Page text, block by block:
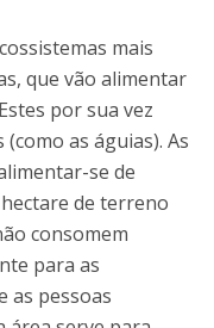
mais
que vão alimentar
por sua vez
as águias). As
se de
de terreno
consomem
para as
as pessoas